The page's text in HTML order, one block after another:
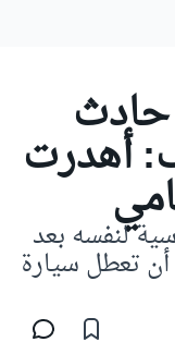
أهدرت
لنفسه بعد
تعطل سيارة